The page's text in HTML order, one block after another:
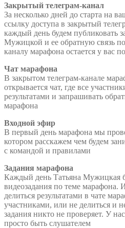
Закрытый телеграм-канал
За несколько дней до старта на
ссылку доступа в закрытый
каждый день будем публиковать
Мужицкой и ее обратную связь
каналу марафона остается у вас
Чат марафона
В закрытом телеграм-канале
открывается чат, где все
результатами и запрашивать
марафона
Входной эфир
В первый день марафона мы
котором расскажем чем будем
с командой и правилами
Задания марафона
Каждый день Татьяна Мужицкая
видеозадания по теме
делиться результатами в чате
участниками, или не делиться и
задания никто не проверяет. У
просто быть слушателем